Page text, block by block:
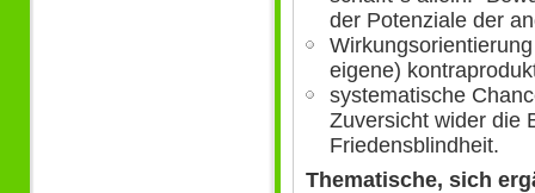
der Potenziale der
eigene)
systematische
Zuversicht wider die
Friedensblindheit.
Thematische, sich